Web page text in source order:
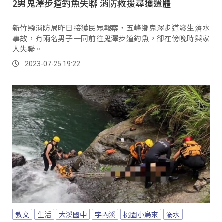
2男鬼澤步道釣魚失聯 消防救援尋獲遺體
新竹縣消防局昨日接獲民眾報案，五峰鄉鬼澤步道發生落水
事故，有兩名男子一同前往鬼澤步道釣魚，卻在傍晚時與家
人失聯。
2023-07-25 19:22
教文 生活 大溪國中 宇內溪 桃園小烏來 溺水